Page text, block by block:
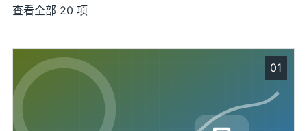
查看全部 20 项
01